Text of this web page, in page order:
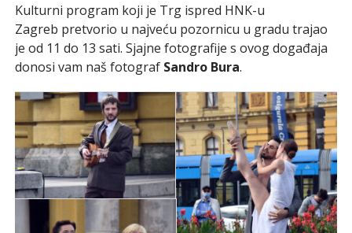
Kulturni program koji je Trg ispred HNK-u
Zagreb pretvorio u najveću pozornicu u gradu trajao
je od 11 do 13 sati. Sjajne fotografije s ovog događaja
donosi vam naš fotograf Sandro Bura.